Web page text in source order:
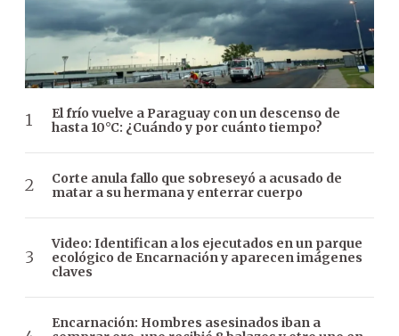
El frío vuelve a Paraguay con un descenso de
hasta 10°C: ¿Cuándo y por cuánto tiempo?
Corte anula fallo que sobreseyó a acusado de
matar a su hermana y enterrar cuerpo
Video: Identifican a los ejecutados en un parque
ecológico de Encarnación y aparecen imágenes
claves
Encarnación: Hombres asesinados iban a